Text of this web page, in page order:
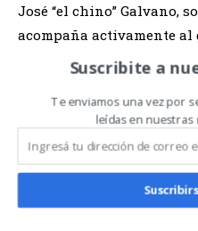
José “el chino” Galvano,
acompaña activamente al
apuesta fue la de sumar
inquietudes, deseos y
propuestasque
Agricultura digital: de lo
Suscribite a
Te enviamos una vez por
leídas en nuestras